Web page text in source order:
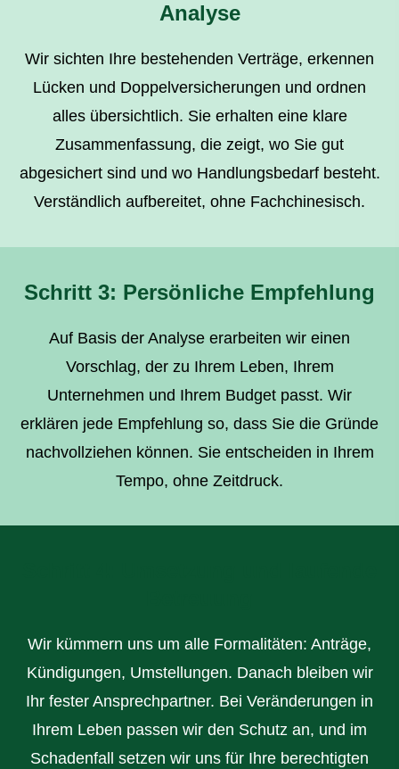
Analyse
Wir sichten Ihre bestehenden Verträge, erkennen
Lücken und Doppelversicherungen und ordnen
alles übersichtlich. Sie erhalten eine klare
Zusammenfassung, die zeigt, wo Sie gut
abgesichert sind und wo Handlungsbedarf besteht.
Verständlich aufbereitet, ohne Fachchinesisch.
Schritt 3: Persönliche Empfehlung
Auf Basis der Analyse erarbeiten wir einen
Vorschlag, der zu Ihrem Leben, Ihrem
Unternehmen und Ihrem Budget passt. Wir
erklären jede Empfehlung so, dass Sie die Gründe
nachvollziehen können. Sie entscheiden in Ihrem
Tempo, ohne Zeitdruck.
Wir kümmern uns um alle Formalitäten: Anträge,
Kündigungen, Umstellungen. Danach bleiben wir
Ihr fester Ansprechpartner. Bei Veränderungen in
Ihrem Leben passen wir den Schutz an, und im
Schadenfall setzen wir uns für Ihre berechtigten